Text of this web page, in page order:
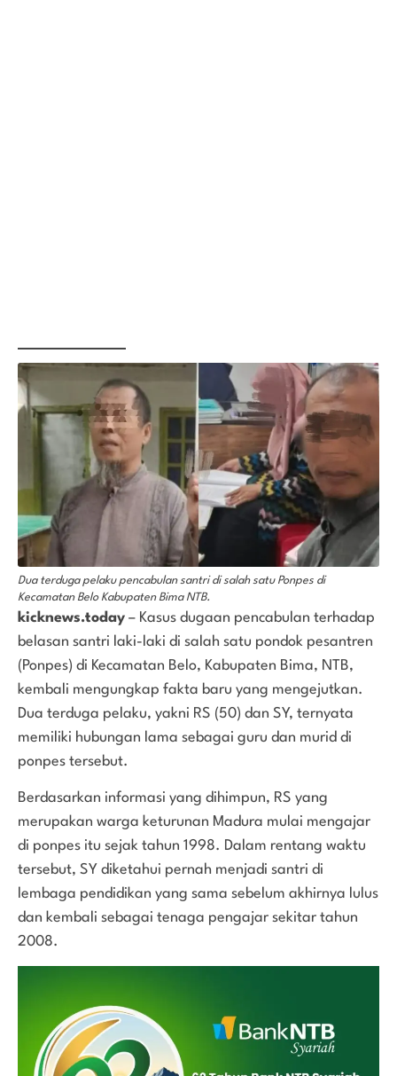
Dua terduga pelaku pencabulan santri di salah satu Ponpes di
Kecamatan Belo Kabupaten Bima NTB.
kicknews.today – Kasus dugaan pencabulan terhadap
belasan santri laki-laki di salah satu pondok pesantren
(Ponpes) di Kecamatan Belo, Kabupaten Bima, NTB,
kembali mengungkap fakta baru yang mengejutkan.
Dua terduga pelaku, yakni RS (50) dan SY, ternyata
memiliki hubungan lama sebagai guru dan murid di
ponpes tersebut.
Berdasarkan informasi yang dihimpun, RS yang
merupakan warga keturunan Madura mulai mengajar
di ponpes itu sejak tahun 1998. Dalam rentang waktu
tersebut, SY diketahui pernah menjadi santri di
lembaga pendidikan yang sama sebelum akhirnya lulus
dan kembali sebagai tenaga pengajar sekitar tahun
2008.